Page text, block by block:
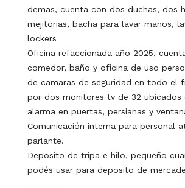
demas, cuenta con dos duchas, dos
mejitorias, bacha para lavar manos,
lockers
Oficina refaccionada año 2025,
comedor, baño y oficina de uso
de camaras de seguridad en todo el
por dos monitores tv de 32 ubicados
alarma en puertas, persianas y
Comunicación interna para personal
parlante.
Deposito de tripa e hilo, pequeño
podés usar para deposito de